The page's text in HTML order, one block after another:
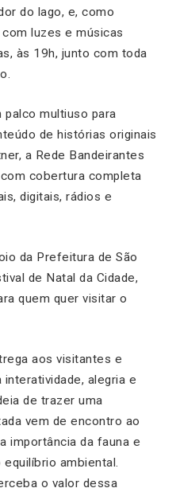
do lago, e, como
luzes e músicas
às 19h, junto com toda
palco multiuso para
de histórias originais
, a Rede Bandeirantes
cobertura completa
digitais, rádios e
da Prefeitura de São
de Natal da Cidade,
quem quer visitar o
aos visitantes e
alegria e
de trazer uma
vem de encontro ao
importância da fauna e
ambiental.
o valor dessa